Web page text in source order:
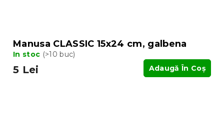
Manusa CLASSIC 15x24 cm, galbena
In stoc (>10 buc)
5 Lei Adaugă În Coş